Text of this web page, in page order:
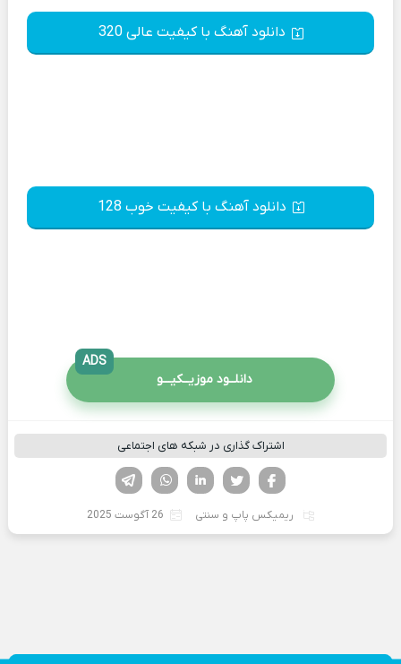
دانلود آهنگ با کیفیت عالی 320
دانلود آهنگ با کیفیت خوب 128
دانلــود موزیــکیـــو
ADS
اشتراک گذاری در شبکه های اجتماعی
لینکدین تویتر
فیسوک
ریمیکس پاپ و سنتی 26 آگوست 2025